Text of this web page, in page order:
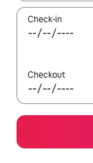
Check-in
Checkout